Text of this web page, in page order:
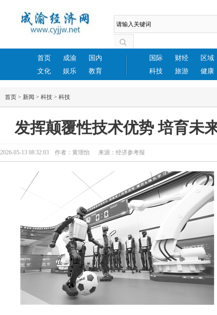
首页 成渝
国内
文化
娱乐 教育
国际 财经
区域
科技
旅游 健康
首页 > 新闻 > 科技 > 科技
发挥颠覆性技术优势 培育未
2026-05-13 08:32:03 作者：黄璟怡 来源：经济参考报